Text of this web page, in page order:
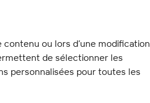
ou lors d’une modification
de sélectionner les
personnalisées pour toutes les